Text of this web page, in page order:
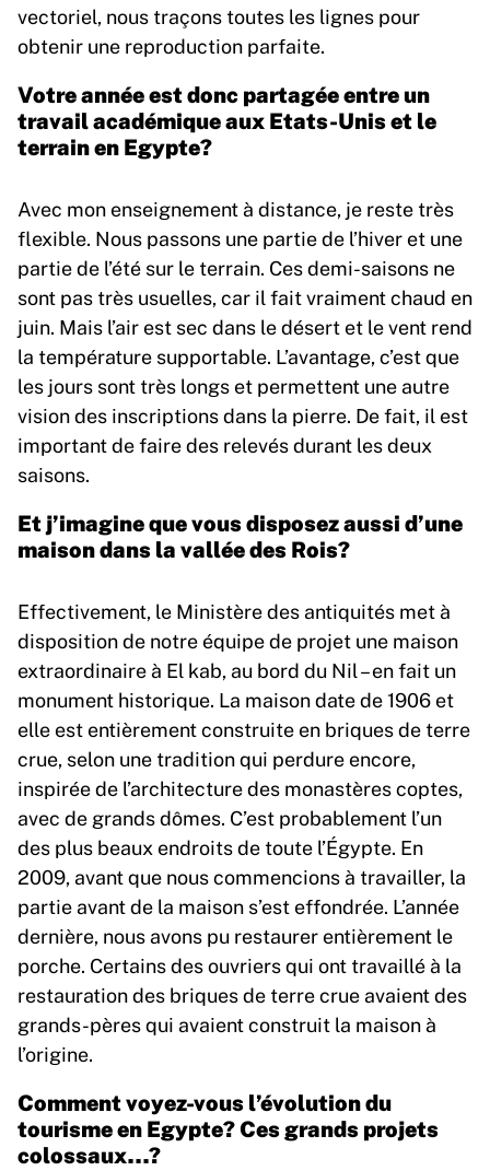
vectoriel, nous traçons toutes les lignes pour
obtenir une reproduction parfaite.
Votre année est donc partagée entre un
travail académique aux Etats-Unis et le
terrain en Egypte?
Avec mon enseignement à distance, je reste très
flexible. Nous passons une partie de l’hiver et une
partie de l’été sur le terrain. Ces demi-saisons ne
sont pas très usuelles, car il fait vraiment chaud en
juin. Mais l’air est sec dans le désert et le vent rend
la température supportable. L’avantage, c’est que
les jours sont très longs et permettent une autre
vision des inscriptions dans la pierre. De fait, il est
important de faire des relevés durant les deux
saisons.
Et j’imagine que vous disposez aussi d’une
maison dans la vallée des Rois?
Effectivement, le Ministère des antiquités met à
disposition de notre équipe de projet une maison
extraordinaire à El kab, au bord du Nil – en fait un
monument historique. La maison date de 1906 et
elle est entièrement construite en briques de terre
crue, selon une tradition qui perdure encore,
inspirée de l’architecture des monastères coptes,
avec de grands dômes. C’est probablement l’un
des plus beaux endroits de toute l’Égypte. En
2009, avant que nous commencions à travailler, la
partie avant de la maison s’est effondrée. L’année
dernière, nous avons pu restaurer entièrement le
porche. Certains des ouvriers qui ont travaillé à la
restauration des briques de terre crue avaient des
grands-pères qui avaient construit la maison à
l’origine.
Comment voyez-vous l’évolution du
tourisme en Egypte? Ces grands projets
colossaux…?